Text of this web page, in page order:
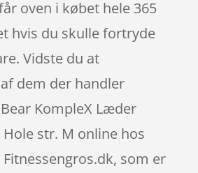
oven i købet hele 365
hvis du skulle fortryde
Vidste du at
dem der handler
KompleX Læder
Hole str. M online hos
som er